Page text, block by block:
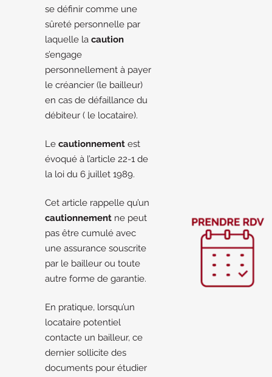
se définir comme une
sûreté personnelle par
laquelle la caution
s’engage
personnellement à payer
le créancier (le bailleur)
en cas de défaillance du
débiteur ( le locataire).
Le cautionnement est
évoqué à l’article 22-1 de
la loi du 6 juillet 1989.
Cet article rappelle qu’un
cautionnement ne peut
pas être cumulé avec
une assurance souscrite
par le bailleur ou toute
autre forme de garantie.
En pratique, lorsqu’un
locataire potentiel
contacte un bailleur, ce
dernier sollicite des
documents pour étudier